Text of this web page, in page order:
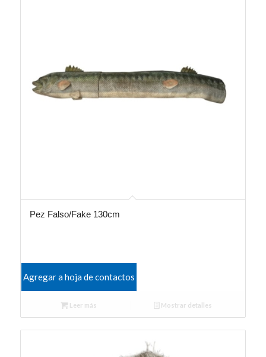
Pez Falso/Fake 130cm
Agregar a hoja de contactos
Leer más Mostrar detalles